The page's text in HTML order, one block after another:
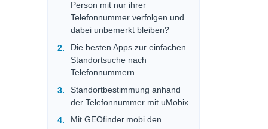
Person mit nur ihrer
Telefonnummer verfolgen und
dabei unbemerkt bleiben?
Die besten Apps zur einfachen
Standortsuche nach
Telefonnummern
Standortbestimmung anhand
der Telefonnummer mit uMobix
Mit GEOfinder.mobi den